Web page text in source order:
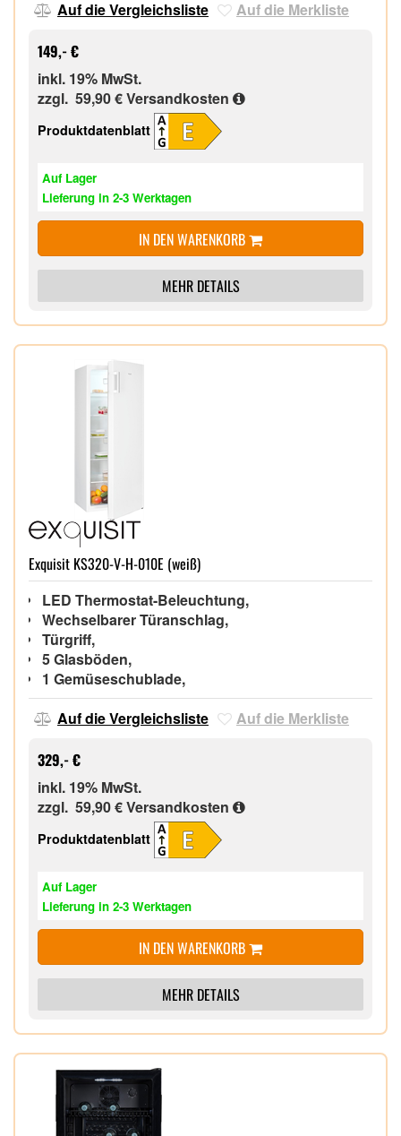
Geräteabmessung (HxBxT): 63,0 x 47,5 x 46,0
Auf die Vergleichsliste Auf die Merkliste
149,- €
inkl. 19% MwSt.
zzgl. 59,90 €Versandkosten
Produktdatenblatt
Auf Lager
Lieferung in 2-3 Werktagen
IN DEN WARENKORB
MEHR DETAILS
Exquisit KS320-V-H-010E (weiß)
LED Thermostat-Beleuchtung,
Wechselbarer Türanschlag,
Türgriff,
5 Glasböden,
1 Gemüseschublade,
Auf die Vergleichsliste
Auf die Merkliste
329,- €
inkl. 19% MwSt.
zzgl. 59,90 €Versandkosten
Produktdatenblatt
Auf Lager
Lieferung in 2-3 Werktagen
IN DEN WARENKORB
MEHR DETAILS